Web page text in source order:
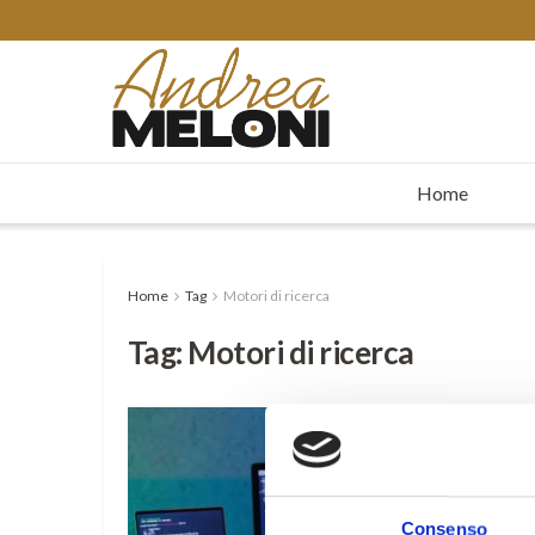
Consenso
Home
Home Tag Motori di ricerca
Tag: Motori di ricerca